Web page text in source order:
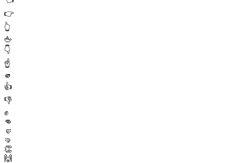
👉
👆
🖕
👇
☝️
🫵
👍
👎
✊
👊
🤛
🤜
👏
🙌